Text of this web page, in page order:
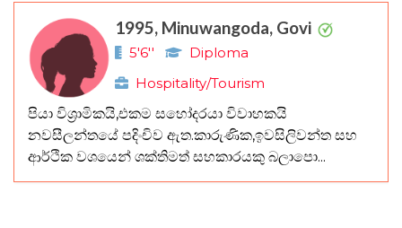
1995, Minuwangoda, Govi
5'6''
Diploma
Hospitality/Tourism
පියා විශ්‍රාමිකයි,එකම සහෝදරයා විවාහකයි
නවසීලන්තයේ පදිංචිව ඇත.කාරුණික,ඉවසිලිවන්ත සහ
ආර්ථික වශයෙන් ශක්තිමත් සහකාරයකු බලාපො...